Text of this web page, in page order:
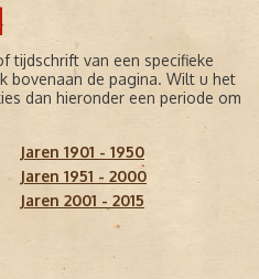
tijdschrift van een specifieke
bovenaan de pagina. Wilt u het
dan hieronder een periode om
Jaren 1901 - 1950
Jaren 1951 - 2000
Jaren 2001 - 2015